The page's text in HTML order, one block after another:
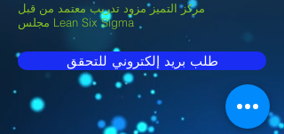
مركز التميز مزود تدريب معتمد من قبل
مجلس Lean Six Sigma
طلب بريد إلكتروني للتحقق